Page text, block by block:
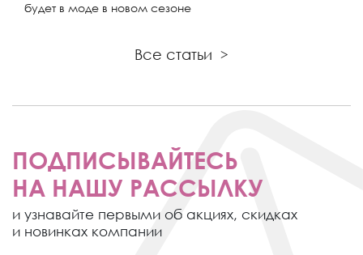
будет в моде в новом сезоне
Все статьи >
ПОДПИСЫВАЙТЕСЬ
НА НАШУ РАССЫЛКУ
и узнавайте первыми об акциях, скидках
и новинках компании